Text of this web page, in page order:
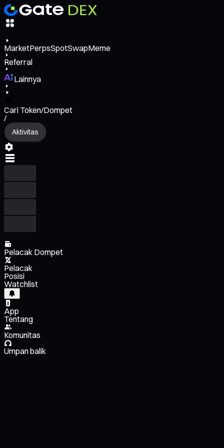
MarketPerpsSpotSwapMeme
Referral
Lainnya
Cari Token/Dompet
/
Aktivitas
Pelacak Dompet
Pelacak
Posisi
Watchlist
App
Tentang
Komunitas
Umpan balik